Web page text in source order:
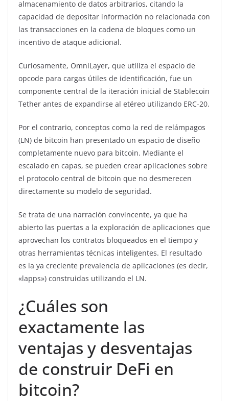
almacenamiento de datos arbitrarios, citando la
capacidad de depositar información no relacionada con
las transacciones en la cadena de bloques como un
incentivo de ataque adicional.
Curiosamente, OmniLayer, que utiliza el espacio de
opcode para cargas útiles de identificación, fue un
componente central de la iteración inicial de Stablecoin
Tether antes de expandirse al etéreo utilizando ERC-20.
Por el contrario, conceptos como la red de relámpagos
(LN) de bitcoin han presentado un espacio de diseño
completamente nuevo para bitcoin. Mediante el
escalado en capas, se pueden crear aplicaciones sobre
el protocolo central de bitcoin que no desmerecen
directamente su modelo de seguridad.
Se trata de una narración convincente, ya que ha
abierto las puertas a la exploración de aplicaciones que
aprovechan los contratos bloqueados en el tiempo y
otras herramientas técnicas inteligentes. El resultado
es la ya creciente prevalencia de aplicaciones (es decir,
«lapps») construidas utilizando el LN.
¿Cuáles son
exactamente las
ventajas y desventajas
de construir DeFi en
bitcoin?